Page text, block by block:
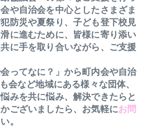
や自治会を中心としたさまざま
防災や夏祭り、子ども登下校見
に進むために、皆様に寄り添い
に手を取り合いながら、ご支援
会ってなに？」から町内会や自治
会など地域にある様々な団体、
みを共に悩み、解決できたらと
ございましたら、お気軽にお問
。